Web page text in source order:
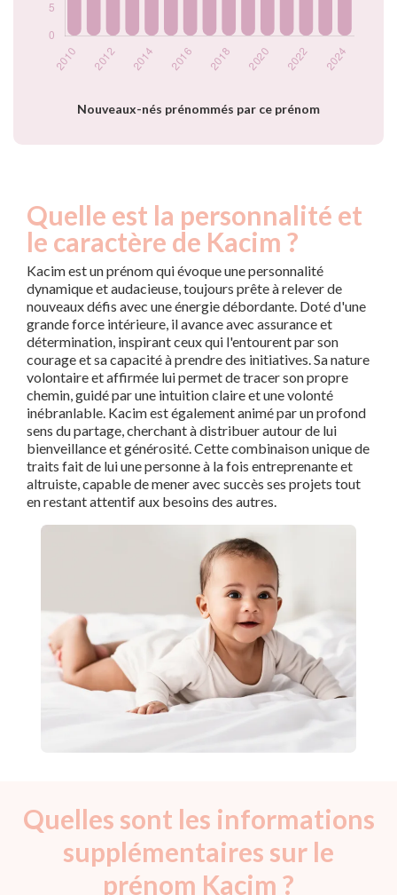
Nouveaux-nés prénommés par ce prénom
Popularité du
10
Quelle est la personnalité et
le caractère de Kacim ?
Kacim est un prénom qui évoque une personnalité
dynamique et audacieuse, toujours prête à relever de
nouveaux défis avec une énergie débordante. Doté d'une
grande force intérieure, il avance avec assurance et
détermination, inspirant ceux qui l'entourent par son
courage et sa capacité à prendre des initiatives. Sa nature
volontaire et affirmée lui permet de tracer son propre
chemin, guidé par une intuition claire et une volonté
inébranlable. Kacim est également animé par un profond
sens du partage, cherchant à distribuer autour de lui
bienveillance et générosité. Cette combinaison unique de
traits fait de lui une personne à la fois entreprenante et
altruiste, capable de mener avec succès ses projets tout
en restant attentif aux besoins des autres.
Quelles sont les informations
supplémentaires sur le
prénom Kacim ?